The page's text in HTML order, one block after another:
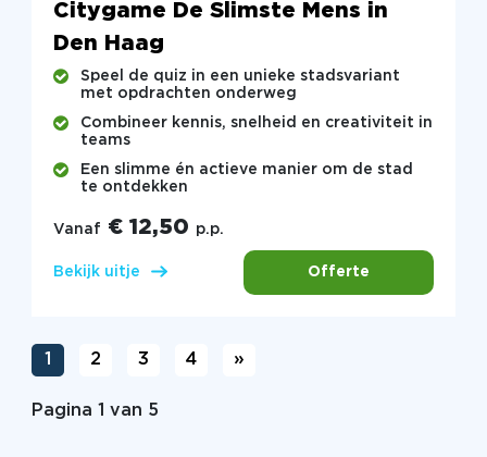
Citygame De Slimste Mens in
Den Haag
Speel de quiz in een unieke stadsvariant
met opdrachten onderweg
Combineer kennis, snelheid en creativiteit in
teams
Een slimme én actieve manier om de stad
te ontdekken
Vanaf € 12,50 p.p.
Bekijk uitje Offerte
1 2 3 4 »
Pagina 1 van 5